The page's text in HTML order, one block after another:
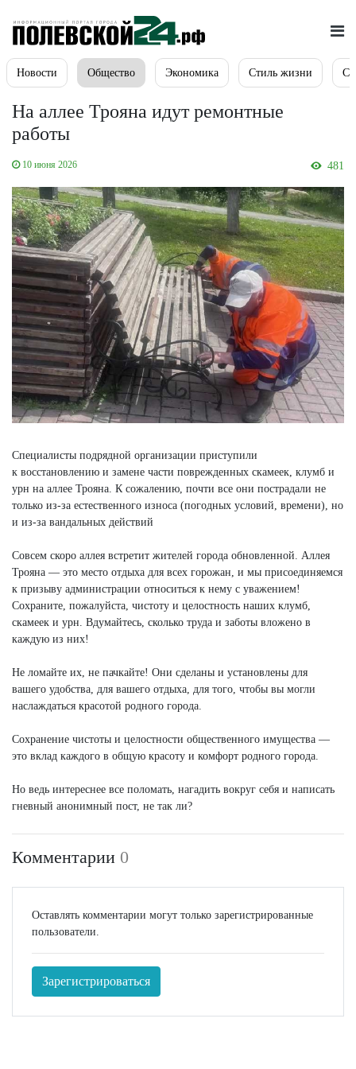
Новости Общество Экономика Стиль жизни
На аллее Трояна идут ремонтные
работы
10 июня 2026 481
Специалисты подрядной организации приступили
к восстановлению и замене части поврежденных скамеек, клумб и
урн на аллее Трояна. К сожалению, почти все они пострадали не
только из-за естественного износа (погодных условий, времени), но
и из-за вандальных действий
Совсем скоро аллея встретит жителей города обновленной. Аллея
Трояна — это место отдыха для всех горожан, и мы присоединяемся
к призыву администрации относиться к нему с уважением!
Сохраните, пожалуйста, чистоту и целостность наших клумб,
скамеек и урн. Вдумайтесь, сколько труда и заботы вложено в
каждую из них!
Не ломайте их, не пачкайте! Они сделаны и установлены для
вашего удобства, для вашего отдыха, для того, чтобы вы могли
наслаждаться красотой родного города.
Сохранение чистоты и целостности общественного имущества —
это вклад каждого в общую красоту и комфорт родного города.
Но ведь интереснее все поломать, нагадить вокруг себя и написать
гневный анонимный пост, не так ли?
Комментарии 0
Оставлять комментарии могут только зарегистрированные
пользователи.
Зарегистрироваться